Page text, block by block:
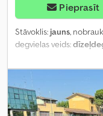
Pieprasīt
Stāvoklis: jauns,
degvielas veids:
mm, iekraušanas vietas
elektroniskā
kondicionēšana, kvēpu